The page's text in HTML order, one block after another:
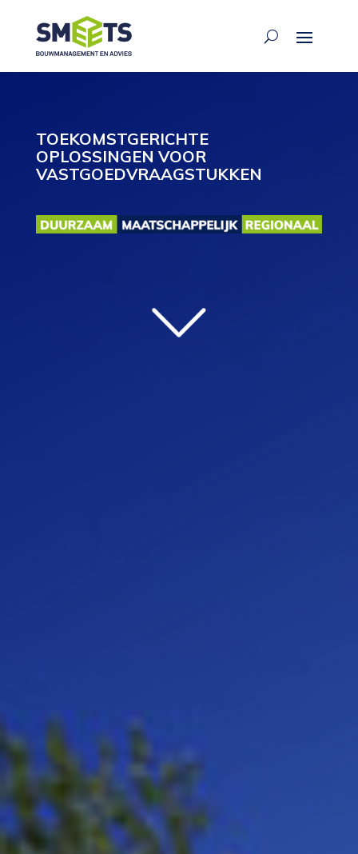
TOEKOMSTGERICHTE
OPLOSSINGEN VOOR
VASTGOEDVRAAGSTUKKEN